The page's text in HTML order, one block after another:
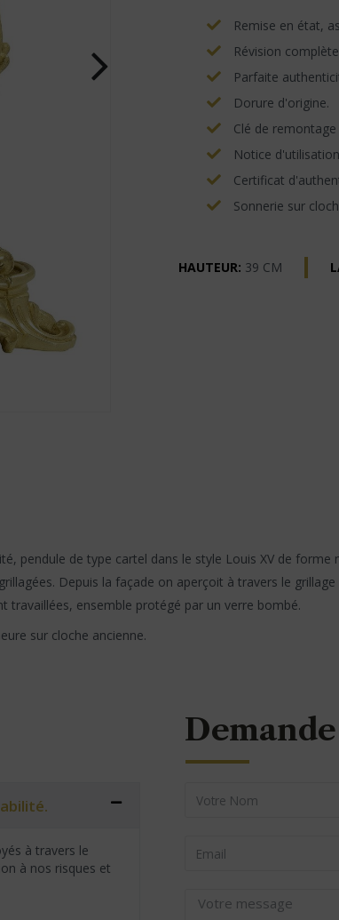
Remise en état,
Révision
Parfaite
Dorure d'origine.
Clé de
Notice
Certificat
Sonnerie sur
HAUTEUR: 39 CM
pendule de type cartel dans le style Louis XV de
Depuis la façade on aperçoit à travers le
travaillées, ensemble protégé par un verre bombé.
sur cloche ancienne.
à travers le
à nos risques et